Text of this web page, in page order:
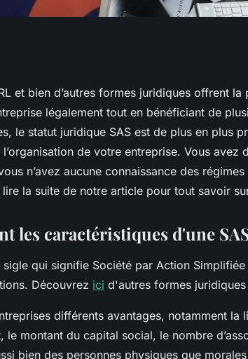
pour une
et bien d’autres formes juridiques offrent
légalement tout en bénéficiant de
le statut juridique SAS est de plus en plus
l’organisation de votre entreprise. Vous avez
n’avez aucune connaissance des régimes
lire la suite de notre article pour tout savoir
les caractéristiques d'une
sigle qui signifie Société par Action
Découvrez ici d'autres formes
différents avantages, notamment la
le montant du capital social, le nombre
bien des personnes physiques que